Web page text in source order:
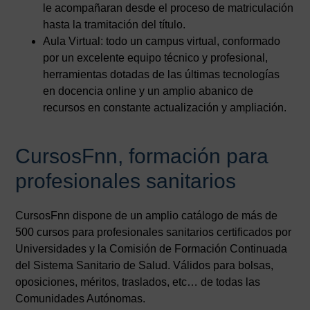
le acompañaran desde el proceso de matriculación
hasta la tramitación del título.
Aula Virtual: todo un campus virtual, conformado
por un excelente equipo técnico y profesional,
herramientas dotadas de las últimas tecnologías
en docencia online y un amplio abanico de
recursos en constante actualización y ampliación.
CursosFnn, formación para
profesionales sanitarios
CursosFnn dispone de un amplio catálogo de más de
500 cursos para profesionales sanitarios certificados por
Universidades y la Comisión de Formación Continuada
del Sistema Sanitario de Salud. Válidos para bolsas,
oposiciones, méritos, traslados, etc… de todas las
Comunidades Autónomas.